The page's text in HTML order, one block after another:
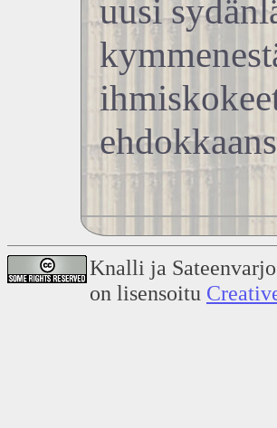
uusi
Knalli ja
on lisensoitu